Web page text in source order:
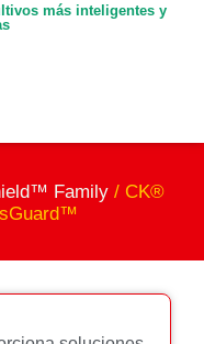
más inteligentes y
Family / CK®